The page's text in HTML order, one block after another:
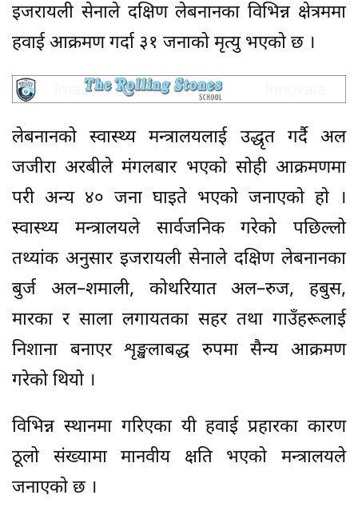
इजरायली सेनाले दक्षिण लेबनानका विभिन्न क्षेत्रममा
हवाई आक्रमण गर्दा ३१ जनाको मृत्यु भएको छ ।
लेबनानको स्वास्थ्य मन्त्रालयलाई उद्धृत गर्दै अल
जजीरा अरबीले मंगलबार भएकाे साेही आक्रमणमा
परी अन्य ४० जना घाइते भएकाे जनाएकाे हाे ।
स्वास्थ्य मन्त्रालयले सार्वजनिक गरेको पछिल्लो
तथ्यांक अनुसार इजरायली सेनाले दक्षिण लेबनानका
बुर्ज अल–शमाली, कोथरियात अल–रुज, हबुस,
मारका र साला लगायतका सहर तथा गाउँहरूलाई
निशाना बनाएर शृङ्खलाबद्ध रुपमा सैन्य आक्रमण
गरेको थियो ।
विभिन्न स्थानमा गरिएका यी हवाई प्रहारका कारण
ठूलो संख्यामा मानवीय क्षति भएको मन्त्रालयले
जनाएकाे छ ।